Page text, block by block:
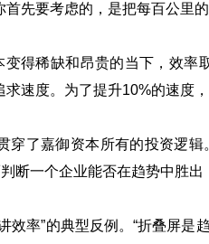
先要考虑的，是把每百公里
变得稀缺和昂贵的当下，效
速度。为了提升10%的速度
了嘉御资本所有的投资逻辑
断一个企业能否在趋势中胜出
效率”的典型反例。“折叠屏